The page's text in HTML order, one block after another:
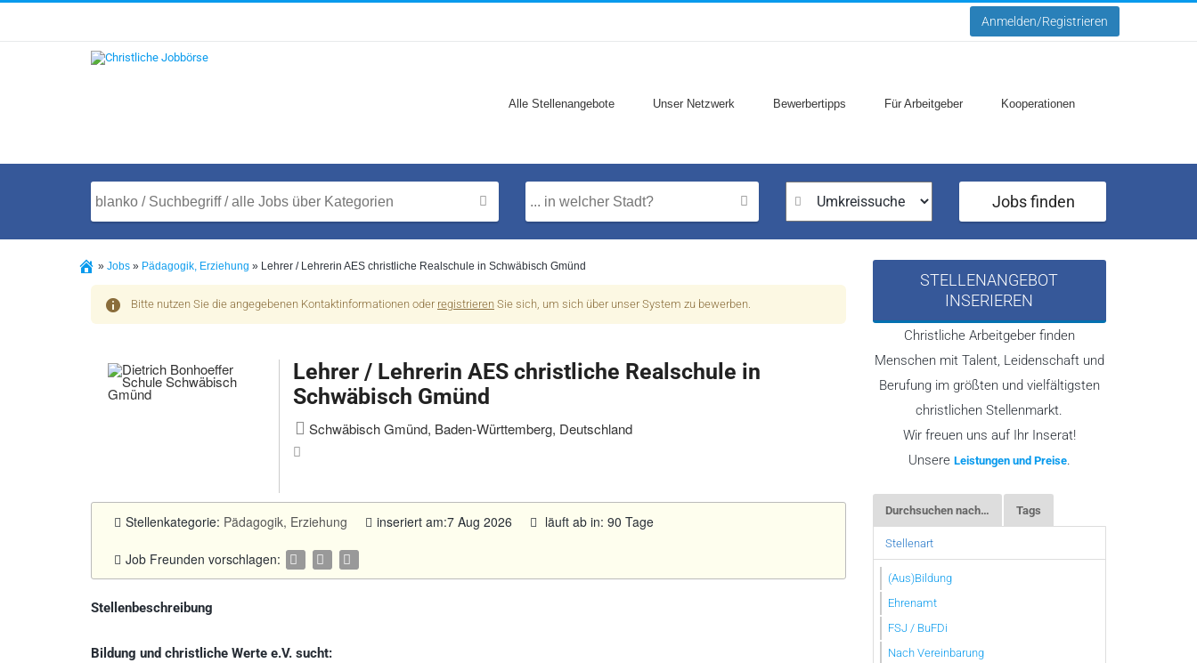
Anmelden/Registrieren
Alle Stellenangebote Unser Netzwerk Bewerbertipps Für Arbeitgeber Kooperationen
Jobs finden
» Jobs » Pädagogik, Erziehung » Lehrer / Lehrerin AES christliche Realschule in Schwäbisch Gmünd
Bitte nutzen Sie die angegebenen Kontaktinformationen oder registrieren Sie sich, um sich über unser System zu bewerben.
Lehrer / Lehrerin AES christliche Realschule in
Schwäbisch Gmünd
Schwäbisch Gmünd, Baden-Württemberg, Deutschland
Stellenkategorie: Pädagogik, Erziehung inseriert am:7 Aug 2026 läuft ab in: 90 Tage
Job Freunden vorschlagen:
Stellenbeschreibung
Bildung und christliche Werte e.V. sucht:
STELLENANGEBOT
INSERIEREN
Christliche Arbeitgeber finden
Menschen mit Talent, Leidenschaft und
Berufung im größten und vielfältigsten
christlichen Stellenmarkt.
Wir freuen uns auf Ihr Inserat!
Unsere Leistungen und Preise.
Durchsuchen nach… Tags
Stellenart
(Aus)Bildung
Ehrenamt
FSJ / BuFDi
Nach Vereinbarung